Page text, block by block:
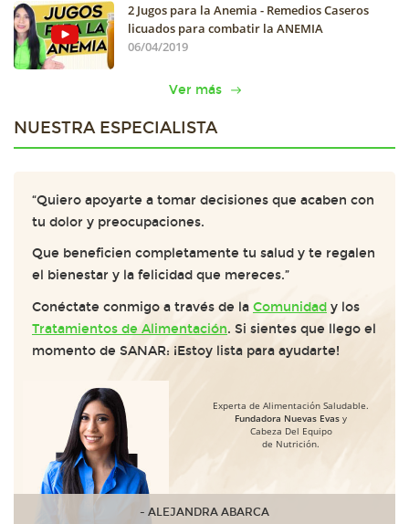
2 Jugos para la Anemia - Remedios Caseros
licuados para combatir la ANEMIA
06/04/2019
Ver más
NUESTRA ESPECIALISTA
“Quiero apoyarte a tomar decisiones que acaben con
tu dolor y preocupaciones.
Que beneficien completamente tu salud y te regalen
el bienestar y la felicidad que mereces.”
Conéctate conmigo a través de la Comunidad y los
Tratamientos de Alimentación. Si sientes que llego el
momento de SANAR: ¡Estoy lista para ayudarte!
Experta de Alimentación Saludable.
Fundadora Nuevas Evas y
Cabeza Del Equipo
de Nutrición.
- ALEJANDRA ABARCA